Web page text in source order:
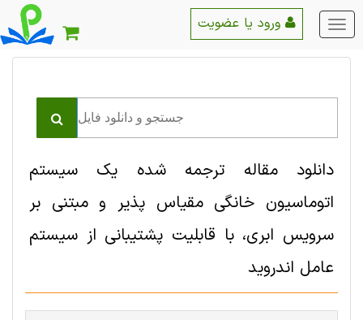
منو
اصلی
دانلود مقاله ترجمه شده یک سیستم
اتوماسیون خانگی مقیاس پذیر و مبتنی بر
سرویس ابری، با قابلیت پشتیبانی از سیستم
عامل اندروید